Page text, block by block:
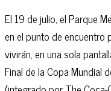
El 19 de julio, el Parque
en el punto de encuentro
vivirán, en una sola
Final de la Copa Mundial